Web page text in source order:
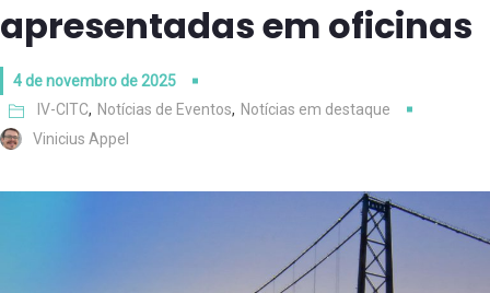
apresentadas em oficinas
4 de novembro de 2025
IV-CITC, Notícias de Eventos, Notícias em destaque
Vinicius Appel